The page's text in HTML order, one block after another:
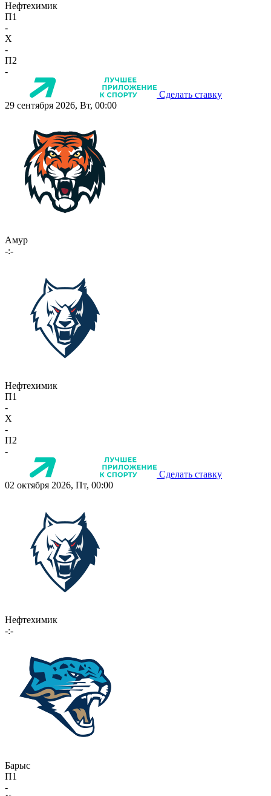
Нефтехимик
П1
-
X
-
П2
-
Сделать ставку
29 сентября 2026, Вт, 00:00
Амур
-:-
Нефтехимик
П1
-
X
-
П2
-
Сделать ставку
02 октября 2026, Пт, 00:00
Нефтехимик
-:-
Барыс
П1
-